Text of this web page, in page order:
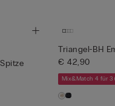
Triangel-BH
€ 42,90
Mix&Match 4 für 3